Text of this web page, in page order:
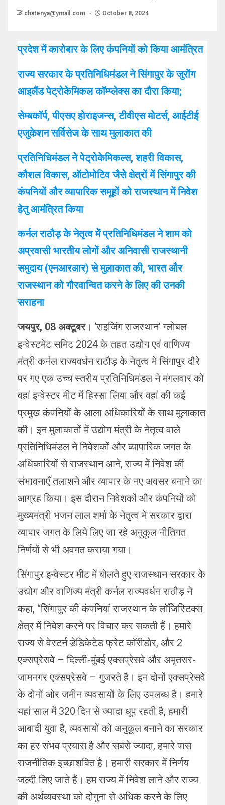
chatenya@ymail.com October 8, 2024
प्रदेश में कारोबार के लिए कंपनियों को किया आमंत्रित
राज्य सरकार के प्रतिनिधिमंडल ने सिंगापुर के जुरोंग
आइलैंड पेट्रोकेमिकल कॉम्प्लेक्स का दौरा किया;
सेम्बकॉर्प, पीएसए होराइजन्स, टीवीएस मोटर्स, आईटीई
एजुकेशन सर्विसेज के साथ मुलाकात की
प्रतिनिधिमंडल ने पेट्रोकेमिकल्स, शहरी विकास,
कौशल विकास, ऑटोमोटिव जैसे क्षेत्रों में सिंगापुर की
कंपनियों और व्यापारिक समूहों को राजस्थान में निवेश
हेतु आमंत्रित किया
कर्नल राठौड़ के नेतृत्व में प्रतिनिधिमंडल ने शाम को
अप्रवासी भारतीय लोगों और अनिवासी राजस्थानी
समुदाय (एनआरआर) से मुलाकात की, भारत और
राजस्थान को गौरवान्वित करने के लिए की उनकी
सराहना
जयपुर, 08 अक्टूबर। ‘राइजिंग राजस्थान’ ग्लोबल
इन्वेस्टमेंट समिट 2024 के तहत उद्योग एवं वाणिज्य
मंत्री कर्नल राज्यवर्धन राठौड़ के नेतृत्व में सिंगापुर दौरे
पर गए एक उच्च स्तरीय प्रतिनिधिमंडल ने मंगलवार को
वहां इन्वेस्टर मीट में हिस्सा लिया और वहां की कई
प्रमुख कंपनियों के आला अधिकारियों के साथ मुलाकात
की। इन मुलाकातों में उद्योग मंत्री के नेतृत्व वाले
प्रतिनिधिमंडल ने निवेशकों और व्यापारिक जगत के
अधिकारियों से राजस्थान आने, राज्य में निवेश की
संभावनाएँ तलाशने और व्यापार के नए अवसर बनाने का
आग्रह किया। इस दौरान निवेशकों और कंपनियों को
मुख्यमंत्री भजन लाल शर्मा के नेतृत्व में सरकार द्वारा
व्यापार जगत के लिये लिए जा रहे अनुकूल नीतिगत
निर्णयों से भी अवगत कराया गया।
सिंगापुर इन्वेस्टर मीट में बोलते हुए राजस्थान सरकार के
उद्योग और वाणिज्य मंत्री कर्नल राज्यवर्धन राठौड़ ने
कहा, “सिंगापुर की कंपनियां राजस्थान के लॉजिस्टिक्स
क्षेत्र में निवेश करने पर विचार कर सकती हैं। हमारे
राज्य से वेस्टर्न डेडिकेटेड फ्रेट कॉरीडोर, और 2
एक्सप्रेसवे – दिल्ली-मुंबई एक्सप्रेसवे और अमृतसर-
जामनगर एक्सप्रेसवे – गुजरते हैं। इन दोनों एक्सप्रेसवे
के दोनों ओर जमीन व्यवसायों के लिए उपलब्ध है। हमारे
यहां साल में 320 दिन से ज्यादा धूप रहती है, हमारी
आबादी युवा है, व्यवसायों को अनुकूल बनाने का सरकार
का हर संभव प्रयास है और सबसे ज्यादा, हमारे पास
राजनीतिक इच्छाशक्ति है। हमारी सरकार में निर्णय
जल्दी लिए जाते हैं। हम राज्य में निवेश लाने और राज्य
की अर्थव्यवस्था को दोगुना से अधिक करने के लिए